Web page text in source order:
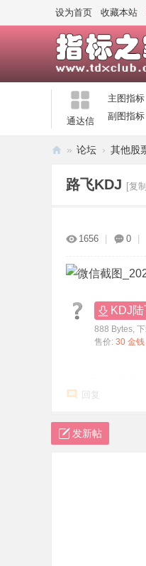
设为首页 收藏本站
通达信
主图指标
副图指标
分
» 论坛 › 其他股
路飞KDJ [复
1656 0
KDJ
888 Bytes,
售价: 30 金钱
回复
发新帖